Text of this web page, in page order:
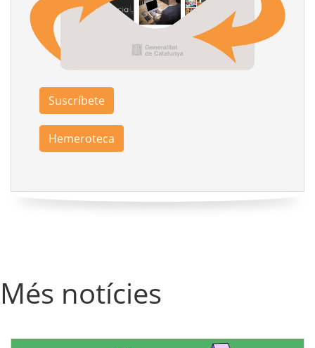
Suscríbete
Hemeroteca
Més notícies